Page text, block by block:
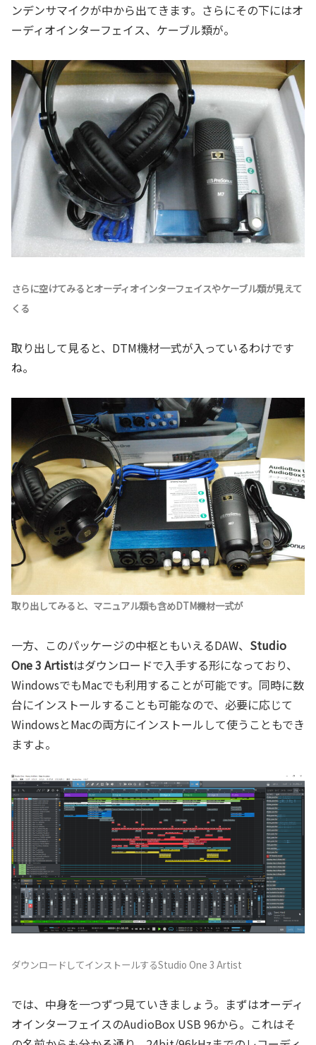
ンデンサマイクが中から出てきます。さらにその下にはオ
ーディオインターフェイス、ケーブル類が。
さらに空けてみるとオーディオインターフェイスやケーブル類が見えて
くる
取り出して見ると、DTM機材一式が入っているわけです
ね。
取り出してみると、マニュアル類も含めDTM機材一式が
一方、このパッケージの中枢ともいえるDAW、 Studio
One 3 Artistはダウンロードで入手する形になっており、
WindowsでもMacでも利用することが可能です。同時に数
台にインストールすることも可能なので、必要に応じて
WindowsとMacの両方にインストールして使うこともでき
ますよ。
ダウンロードしてインストールするStudio One 3 Artist
では、中身を一つずつ見ていきましょう。まずはオーディ
オインターフェイスのAudioBox USB 96から。これはそ